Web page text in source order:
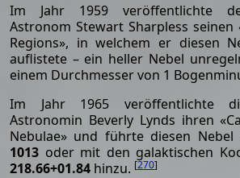
Im Jahr 1959 veröffentlichte
Astronom Stewart Sharpless
Regions», in welchem er diesen
auflistete – ein heller Nebel
einem Durchmesser von 1
Im Jahr 1965 veröffentlichte
Astronomin Beverly Lynds ihren
Nebulae» und führte diesen
1013 oder mit den galaktischen
218.66+01.84 hinzu. [270]